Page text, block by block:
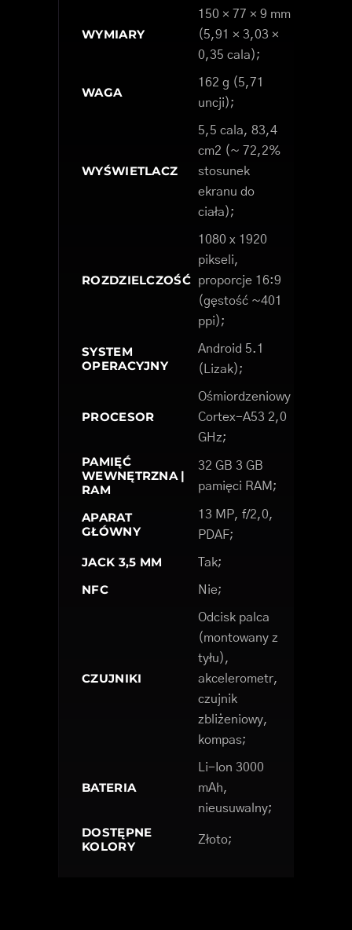
WYMIARY
150 × 77 × 9 mm
(5,91 × 3,03 ×
0,35 cala);
WAGA
162 g (5,71
uncji);
WYŚWIETLACZ
5,5 cala, 83,4
cm2 (~ 72,2%
stosunek
ekranu do
ciała);
ROZDZIELCZOŚĆ
1080 x 1920
pikseli,
proporcje 16:9
(gęstość ~401
ppi);
SYSTEM
OPERACYJNY
Android 5.1
(Lizak);
PROCESOR
Ośmiordzeniowy
Cortex-A53 2,0
GHz;
PAMIĘĆ
WEWNĘTRZNA |
RAM
32 GB 3 GB
pamięci RAM;
APARAT
GŁÓWNY
13 MP, f/2,0,
PDAF;
JACK 3,5 MM Tak;
NFC Nie;
CZUJNIKI
Odcisk palca
(montowany z
tyłu),
akcelerometr,
czujnik
zbliżeniowy,
kompas;
BATERIA
Li-Ion 3000
mAh,
nieusuwalny;
DOSTĘPNE
KOLORY
Złoto;